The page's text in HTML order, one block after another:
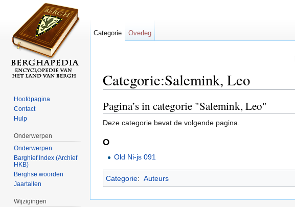
Categorie:Salemink, Leo
Pagina’s in categorie "Salemink, Leo"
Deze categorie bevat de volgende pagina.
O
Old Ni-js 091
Categorie: Auteurs
Categorie Overleg
Hoofdpagina
Contact
Hulp
Onderwerpen
Onderwerpen
Barghief Index (Archief
HKB)
Berghse woorden
Jaartallen
Wijzigingen